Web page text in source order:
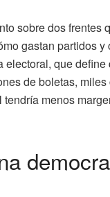
sobre dos frentes
gastan partidos y
que
de boletas,
menos